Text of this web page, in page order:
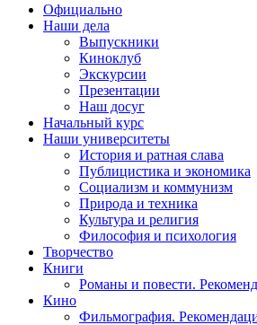
Официально
Наши дела
Выпускники
Киноклуб
Экскурсии
Презентации
Наш досуг
Начальный курс
Наши университеты
История и ратная слава
Публицистика и экономика
Социализм и коммунизм
Природа и техника
Культура и религия
Философия и психология
Творчество
Книги
Романы и повести.
Кино
Фильмография.